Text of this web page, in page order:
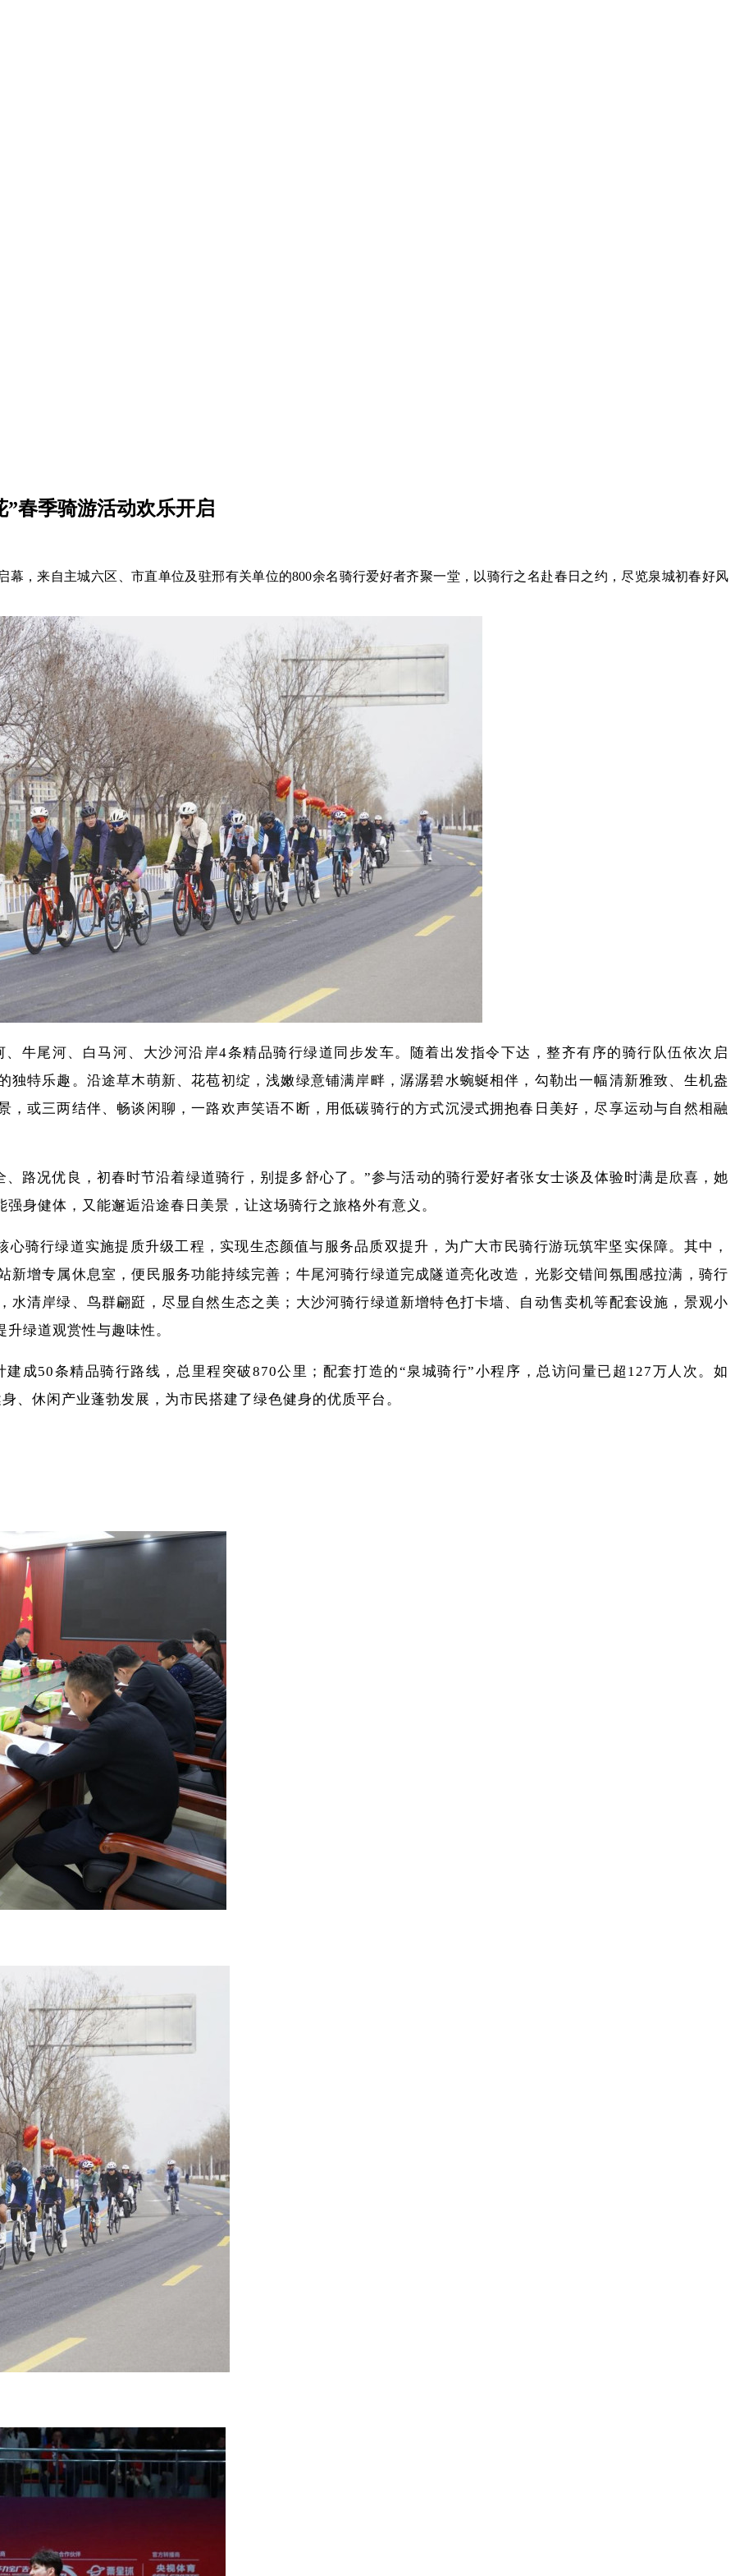
春季骑游活动欢乐开启
幕，来自主城六区、市直单位及驻邢有关单位的800余名骑行爱好者齐聚一堂，以骑行之名赴春日之约，尽览泉城初春好风
牛尾河、白马河、大沙河沿岸4条精品骑行绿道同步发车。随着出发指令下达，整齐有序的骑行队伍依次启
特乐趣。沿途草木萌新、花苞初绽，浅嫩绿意铺满岸畔，潺潺碧水蜿蜒相伴，勾勒出一幅清新雅致、生机盎
或三两结伴、畅谈闲聊，一路欢声笑语不断，用低碳骑行的方式沉浸式拥抱春日美好，尽享运动与自然相融
路况优良，初春时节沿着绿道骑行，别提多舒心了。”参与活动的骑行爱好者张女士谈及体验时满是欣喜，她
身健体，又能邂逅沿途春日美景，让这场骑行之旅格外有意义。
骑行绿道实施提质升级工程，实现生态颜值与服务品质双提升，为广大市民骑行游玩筑牢坚实保障。其中，
新增专属休息室，便民服务功能持续完善；牛尾河骑行绿道完成隧道亮化改造，光影交错间氛围感拉满，骑行
水清岸绿、鸟群翩跹，尽显自然生态之美； 大沙河骑行绿道新增特色打卡墙、自动售卖机等配套设施，景观小
绿道观赏性与趣味性。
建成50条精品骑行路线，总里程突破870公里；配套打造的“泉城骑行”小程序，总访问量已超127万人次。如
、休闲产业蓬勃发展，为市民搭建了绿色健身的优质平台。